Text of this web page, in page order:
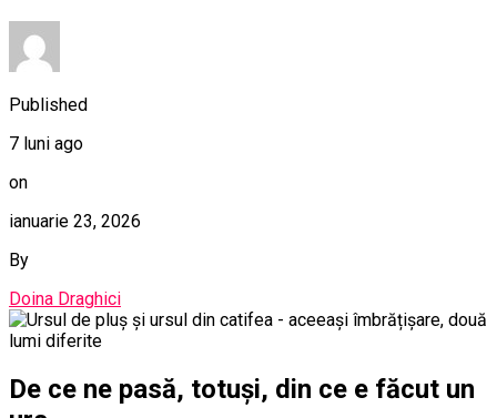
Published
7 luni ago
on
ianuarie 23, 2026
By
Doina Draghici
De ce ne pasă, totuși, din ce e făcut un